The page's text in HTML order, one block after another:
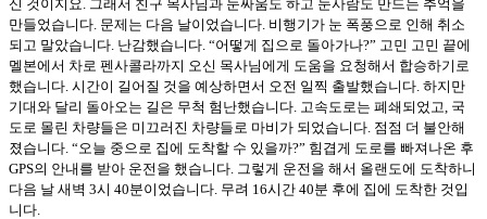
신 것이지요
그래서 친구 목사님과 눈싸움도 하고 눈사람도 만드는 추억을
만들었습니다 문제는 다음 날이었습니다 비행기가 눈 폭풍으로 인해 취소
되고 말았습니다 난감했습니다 . “어떻게 집으로 돌아가나?” 고민 고민 끝에
멜본에서 차로 펜사콜라까지 오신 목사님에게 도움을 요청해서 합승하기로
했습니다 시간이 길어질 것을 예상하면서 오전 일찍 출발했습니다 하지만
기대와 달리 돌아오는 길은 무척 험난했습니다 고속도로는 폐쇄되었고 국
도로 몰린 차량들은 미끄러진 차량들로 마비가 되었습니다 점점 더 불안해
졌습니다 . “오늘 중으로 집에 도착할 수 있을까?” 힘겹게 도로를 빠져나온 후
GPS의 안내를 받아 운전을 했습니다 그렇게 운전을 해서 올랜도에 도착하니
다음 날 새벽 3시 40분이었습니다 무려 16시간 40분 후에 집에 도착한 것입
니다